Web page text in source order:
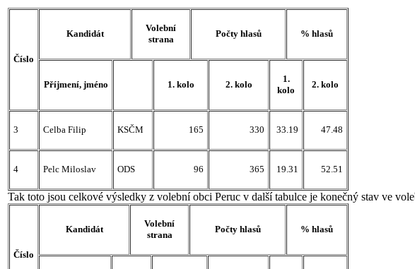
Číslo
Kandidát
Volební
strana
Počty hlasů % hlasů
Příjmení, jméno 1. kolo 2. kolo
1.
kolo
2. kolo
3 Celba Filip KSČM 165 330 33.19 47.48
4 Pelc Miloslav ODS 96 365 19.31 52.51
Tak toto jsou celkové výsledky z volební obci Peruc v další tabulce je konečný stav ve
Číslo
Kandidát
Volební
strana
Počty hlasů % hlasů